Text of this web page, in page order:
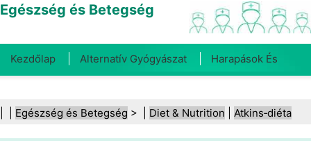
Egészség és Betegség
Kezdőlap Alternatív Gyógyászat Harapások És
Fogegészség Diéta És Táplálkozás Családi
Egészség és Betegség > | Diet & Nutrition Atkins‑diéta